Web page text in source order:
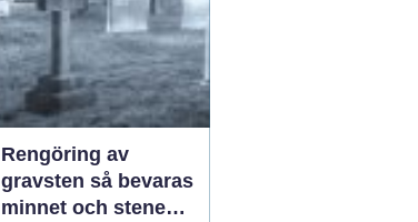
Rengöring av
gravsten så bevaras
minnet och stenen